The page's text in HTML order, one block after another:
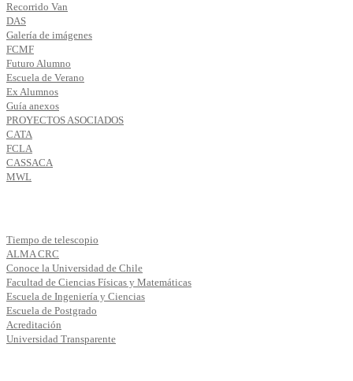
Recorrido Van
DAS
Galería de imágenes
FCMF
Futuro Alumno
Escuela de Verano
Ex Alumnos
Guía anexos
PROYECTOS ASOCIADOS
CATA
FCLA
CASSACA
MWL
Tiempo de telescopio
ALMA CRC
Conoce la Universidad de Chile
Facultad de Ciencias Físicas y Matemáticas
Escuela de Ingeniería y Ciencias
Escuela de Postgrado
Acreditación
Universidad Transparente